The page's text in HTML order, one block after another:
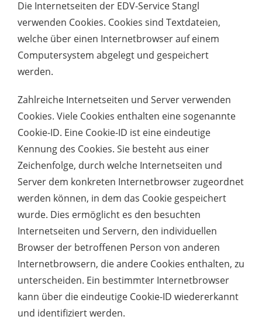
Die Internetseiten der EDV-Service Stangl
verwenden Cookies. Cookies sind Textdateien,
welche über einen Internetbrowser auf einem
Computersystem abgelegt und gespeichert
werden.
Zahlreiche Internetseiten und Server verwenden
Cookies. Viele Cookies enthalten eine sogenannte
Cookie-ID. Eine Cookie-ID ist eine eindeutige
Kennung des Cookies. Sie besteht aus einer
Zeichenfolge, durch welche Internetseiten und
Server dem konkreten Internetbrowser zugeordnet
werden können, in dem das Cookie gespeichert
wurde. Dies ermöglicht es den besuchten
Internetseiten und Servern, den individuellen
Browser der betroffenen Person von anderen
Internetbrowsern, die andere Cookies enthalten, zu
unterscheiden. Ein bestimmter Internetbrowser
kann über die eindeutige Cookie-ID wiedererkannt
und identifiziert werden.